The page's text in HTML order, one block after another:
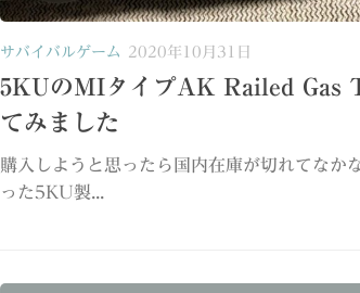
サバイバルゲーム 2020年10月31日
5KUのMIタイプAK Railed Gas
てみました
購入しようと思ったら国内在庫が切れてなか
った5KU製...